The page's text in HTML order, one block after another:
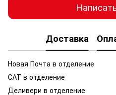
Доставка
Новая Почта в отделение
САТ в отделение
Деливери в отделение